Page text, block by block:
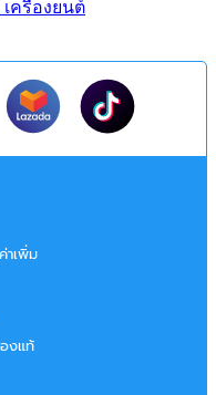
เครื่องยนต์
าเพิ่ม
งแท้